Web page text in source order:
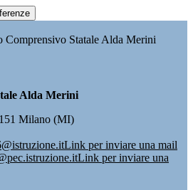
Comprensivo Statale Alda Merini
Alda Merini
Milano (MI)
Link per inviare una mail
Link per inviare una